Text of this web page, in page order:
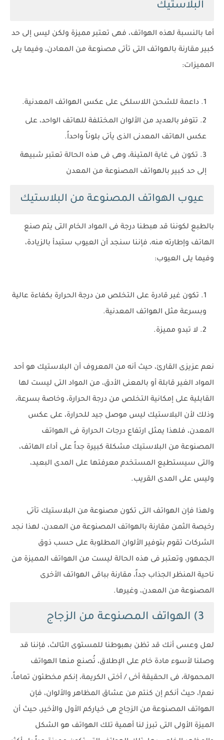
البلاستيك
أما بالنسبة لهذه الهواتف، فهى تعتبر مميزة ولكن ليس إلى حد
كبير مقارنة بالهواتف التى تأتى مصنوعة من المعادن، وفيما يلى
المميزات:
داعمة للشحن اللاسلكى على عكس الهواتف المعدنية.
تتوفر بالعديد من الألوان المختلفة للهاتف الواحد، على
عكس الهاتف المعدنى الذى يأتى بلوناً واحداً.
تكون فى غاية المتينة، وهى فى هذه الحالة تعتبر شبيهة
إلى حد كبير بالهواتف المصنوعة من المعدن
عيوب الهواتف المصنوعة من البلاستيك
بالطبع لكوننا قد هبطنا درجة فى المواد الخام التى يتم صنع
الهاتف وإطارته منه، فإننا سنجد أن العيوب ستبدأ بالزيادة،
وفيما يلى العيوب:
تكون غير قادرة على التخلص من درجة الحرارة بكفاءة عالية
وبسرعة مثل الهواتف المعدنية.
لا تبدو مميزة.
نعم عزيزى القارئ، حيث أنه من المعروف أن البلاستيك هو أحد
المواد الغير قابلة أو بالمعنى الأدق، من المواد التى ليست لها
القابلية على إمكانية التخلص من درجة الحرارة، وخاصة بسرعة،
وذلك لأن البلاستيك ليس موصل جيد للحرارة، على عكس
المعدن، فلهذا يمثل ارتفاع درجات الحرارة فى الهواتف
المصنوعة من البلاستيك مشكلة كبيرة جداً على أداء الهاتف،
والتى سيستطيع المستخدم معرفتها على المدى البعيد،
وليس على المدى القريب.
ولهذا فإن الهواتف التى تكون مصنوعة من البلاستيك تأتى
رخيصة الثمن مقارنة بالهواتف المصنوعة من المعدن، لهذا نجد
الشركات تقوم بتوفير الألوان المطلوبة على حسب ذوق
الجمهور، وتعتبر فى هذه الحالة ليست من الهواتف المميزة من
ناحية المنظر الجذاب جداً، مقارنة بباقى الهواتف الأخرى
المصنوعة من المعدن، وغيرها.
3) الهواتف المصنوعة من الزجاج
لعل وعسى أنك قد تظن بهبوطنا للمستوى الثالث، فإننا قد
وصلنا لأسوء مادة خام على الإطلاق، تُصنع منها الهواتف
المحمولة، فى الحقيقة أخى / أختى الكريمة، إنكم مخطئون تماماً،
نعم!، حيث أنكم إن كنتم من عشاق المظاهر والألوان، فإن
الهواتف المصنوعة من الزجاج هى خياركم الأول والأخير، حيث أن
الميزة الأولى التى تبرز لنا أهمية تلك الهواتف هو الشكل